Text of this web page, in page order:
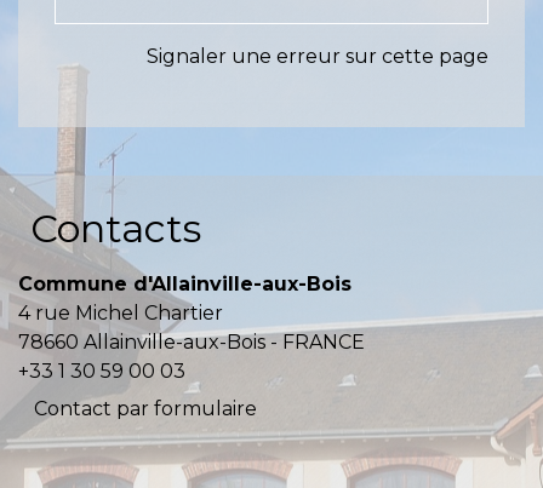
Signaler une erreur sur cette page
Contacts
Commune d'Allainville-aux-Bois
4 rue Michel Chartier
78660 Allainville-aux-Bois - FRANCE
+33 1 30 59 00 03
Contact par formulaire